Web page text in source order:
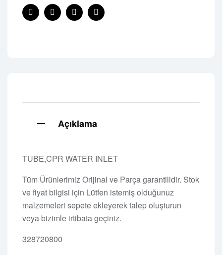
FacebookTwitterLinkedinPinterest
Açıklama
TUBE,CPR WATER INLET
Tüm Ürünlerimiz Orijinal ve Parça garantilidir. Stok
ve fiyat bilgisi için Lütfen istemiş olduğunuz
malzemeleri sepete ekleyerek talep oluşturun
veya bizimle irtibata geçiniz.
328720800